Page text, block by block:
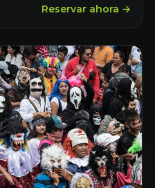
Reservar ahora →